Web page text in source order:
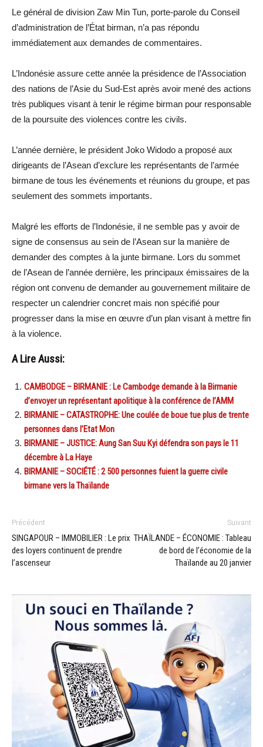
Le général de division Zaw Min Tun, porte-parole du Conseil
d’administration de l’État birman, n’a pas répondu
immédiatement aux demandes de commentaires.
L’Indonésie assure cette année la présidence de l’Association
des nations de l’Asie du Sud-Est après avoir mené des actions
très publiques visant à tenir le régime birman pour responsable
de la poursuite des violences contre les civils.
L’année dernière, le président Joko Widodo a proposé aux
dirigeants de l’Asean d’exclure les représentants de l’armée
birmane de tous les événements et réunions du groupe, et pas
seulement des sommets importants.
Malgré les efforts de l’Indonésie, il ne semble pas y avoir de
signe de consensus au sein de l’Asean sur la manière de
demander des comptes à la junte birmane. Lors du sommet
de l’Asean de l’année dernière, les principaux émissaires de la
région ont convenu de demander au gouvernement militaire de
respecter un calendrier concret mais non spécifié pour
progresser dans la mise en œuvre d’un plan visant à mettre fin
à la violence.
A Lire Aussi:
CAMBODGE – BIRMANIE : Le Cambodge demande à la Birmanie
d’envoyer un représentant apolitique à la conférence de l’AMM
BIRMANIE – CATASTROPHE: Une coulée de boue tue plus de trente
personnes dans l’Etat Mon
BIRMANIE – JUSTICE: Aung San Suu Kyi défendra son pays le 11
décembre à La Haye
BIRMANIE – SOCIÉTÉ : 2 500 personnes fuient la guerre civile
birmane vers la Thaïlande
Précédent
SINGAPOUR – IMMOBILIER : Le prix
des loyers continuent de prendre
l’ascenseur
Suivant
THAÏLANDE – ÉCONOMIE : Tableau
de bord de l’économie de la
Thaïlande au 20 janvier